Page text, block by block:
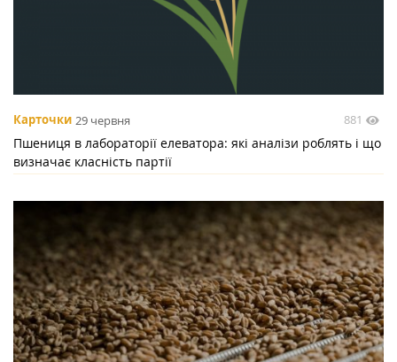
Карточки 29 червня 881
Пшениця в лабораторії елеватора: які аналізи роблять і що
визначає класність партії